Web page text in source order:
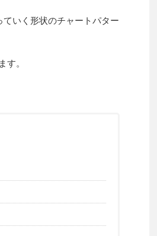
いく形状のチャートパター
。